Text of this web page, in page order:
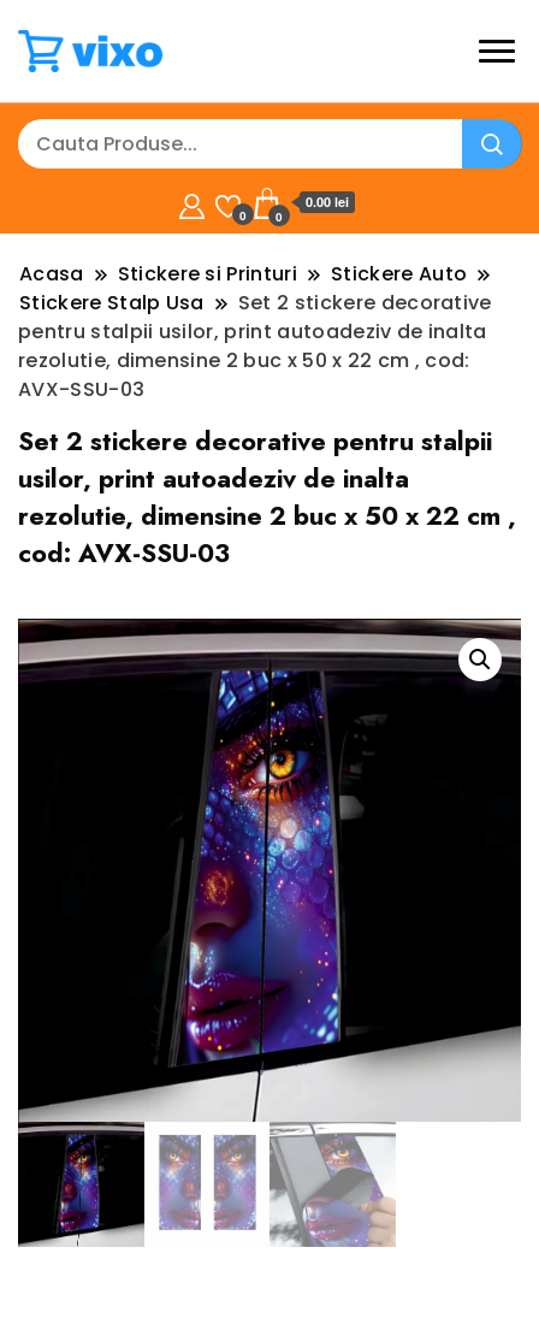
0 0
0.00 lei
Acasa Stickere si Printuri
Stickere Auto
Stickere Stalp Usa
Set 2 stickere decorative
pentru stalpii usilor, print autoadeziv de inalta
rezolutie, dimensine 2 buc x 50 x 22 cm , cod:
AVX-SSU-03
Set 2 stickere decorative pentru stalpii
usilor, print autoadeziv de inalta
rezolutie, dimensine 2 buc x 50 x 22 cm ,
cod: AVX-SSU-03